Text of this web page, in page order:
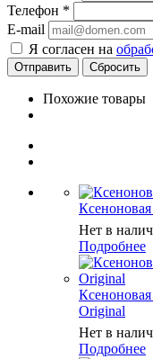
Телефон *
E-mail
Я согласен на
Сбросить
Похожие товары
Нет в
Подробнее
Original
Нет в
Подробнее